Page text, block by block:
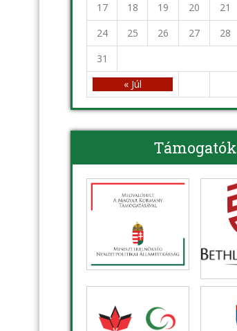
« Júl
17
18 19 20 21
24
25 26 27 28
31
Támogatók